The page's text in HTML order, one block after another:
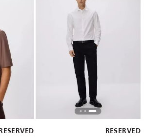
RESERVED
RESERVED